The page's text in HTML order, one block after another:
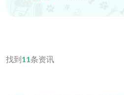
找到11条资讯